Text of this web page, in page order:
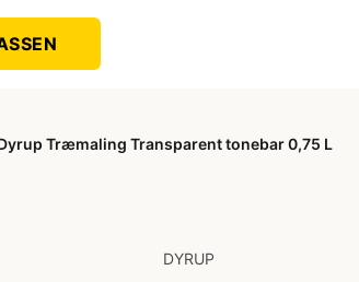
Træmaling Transparent tonebar 0,75 L
DYRUP